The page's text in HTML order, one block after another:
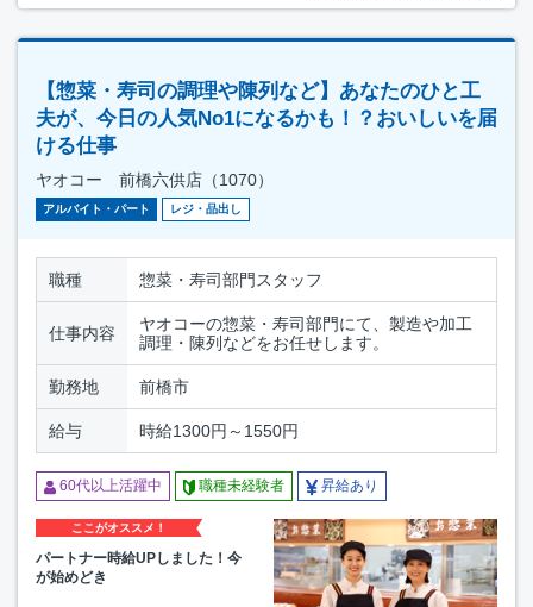
【惣菜・寿司の調理や陳列など】あなたのひと工
夫が、今日の人気No1になるかも！？おいしいを届
ける仕事
ヤオコー 前橋六供店（1070）
アルバイト・パート レジ・品出し
職種 惣菜・寿司部門スタッフ
仕事内容
ヤオコーの惣菜・寿司部門にて、製造や加工
調理・陳列などをお任せします。
勤務地 前橋市
給与 時給1300円～1550円
60代以上活躍中 職種未経験者 昇給あり
ここがオススメ！
パートナー時給UPしました！今
が始めどき